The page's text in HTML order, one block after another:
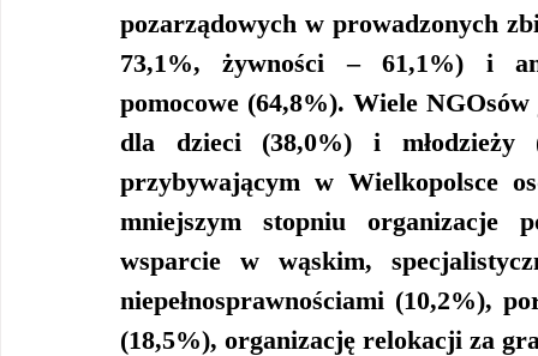
pozarządowych w prowadzonych
73,1%, żywności – 61,1%) i
pomocowe (64,8%). Wiele
dla dzieci (38,0%) i młodzieży
przybywającym w Wielkopolsce
mniejszym stopniu organizacje
wsparcie w wąskim,
niepełnosprawnościami (10,2%),
(18,5%), organizację relokacji za